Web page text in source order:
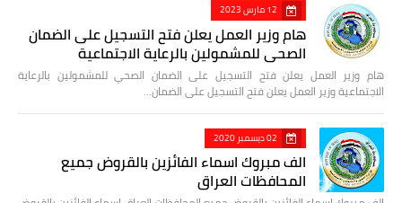
12 مارس 2023
هام وزير العمل يعلن فتح التسجيل على الضمان
الصحي للمشمولين بالرعاية الاجتماعية
هام وزير العمل يعلن فتح التسجيل على الضمان الصحي للمشمولين بالرعاية
الاجتماعية وزير العمل يعلن فتح التسجيل على الضمان…
02 ديسمبر 2020
الف مبروك اسماء الفائزين بالقروض جميع
المحافظات العراق